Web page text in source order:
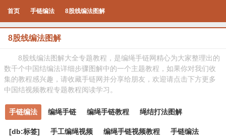
首页 手链编法 8股线编法图解
8股线编法图解
8股线编法图解大全专题教程，是编绳手链网精心为大家整理出的
数千个中国结编法详细步骤图解中的一个主题教程，如果你对我们收
集的教程感兴趣，请收藏手链网并分享给朋友，欢迎请点击下方更多
中国结视频教程专题教程阅读学习。
手链编法 编绳手链 编绳手链教程 绳结打法图解
[db:标签] 手工编绳视频 编绳手链视频教程 手链编法